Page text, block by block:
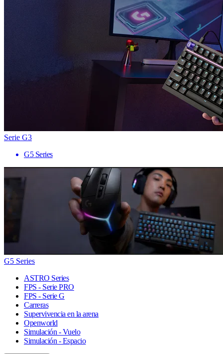
Serie G3
G5 Series
G5 Series
ASTRO Series
FPS - Serie PRO
FPS - Serie G
Carreras
Supervivencia en la arena
Openworld
Simulación - Vuelo
Simulación - Espacio